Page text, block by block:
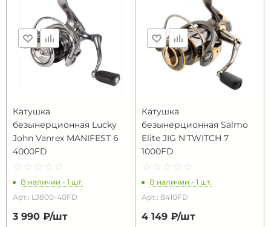
Катушка
безынерционная Lucky
John Vanrex MANIFEST 6
4000FD
☆ ☆ ☆ ☆ ☆
★ ★ ★ ★ ★
В наличии - 1 шт.
Арт.: LJ800-40FD
3 990 ₽/шт
Катушка
безынерционная Salmo
Elite JIG N'TWITCH 7
1000FD
☆ ☆ ☆ ☆ ☆
★ ★ ★ ★ ★
В наличии - 1 шт.
Арт.: 8410FD
4 149 ₽/шт